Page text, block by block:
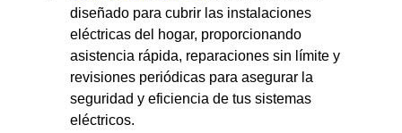
diseñado para cubrir las instalaciones
eléctricas del hogar, proporcionando
asistencia rápida, reparaciones sin límite y
revisiones periódicas para asegurar la
seguridad y eficiencia de tus sistemas
eléctricos.